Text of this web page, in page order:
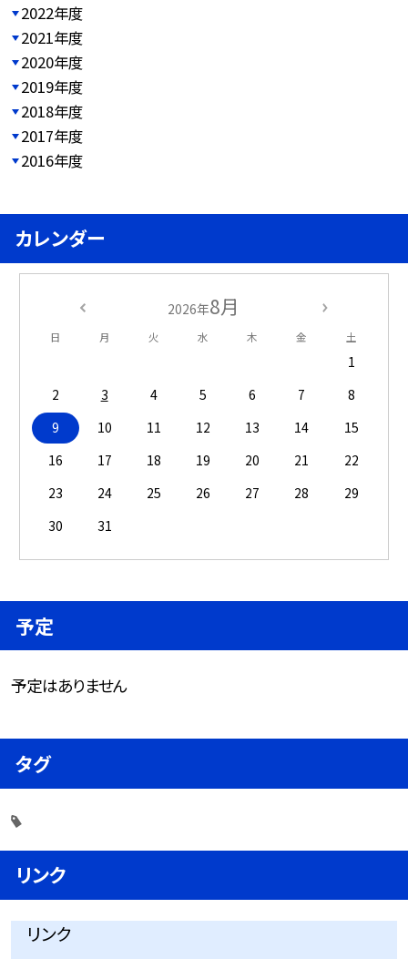
2022年度
2021年度
2020年度
2019年度
2018年度
2017年度
2016年度
カレンダー
2026年8月
日 月 火 水 木 金 土
1
2
3 4 5 6 7
8
9
10 11 12 13 14
15
16
17 18 19 20 21
22
23
24 25 26 27 28
29
30
31
予定
予定はありません
タグ
リンク
リンク